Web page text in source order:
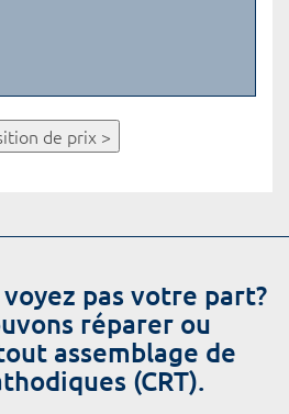
de prix >
pas votre part?
réparer ou
assemblage de
(CRT).